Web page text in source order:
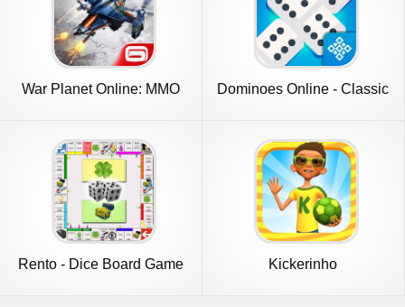
War Planet Online: MMO
Dominoes Online - Classic
Rento - Dice Board Game
Kickerinho